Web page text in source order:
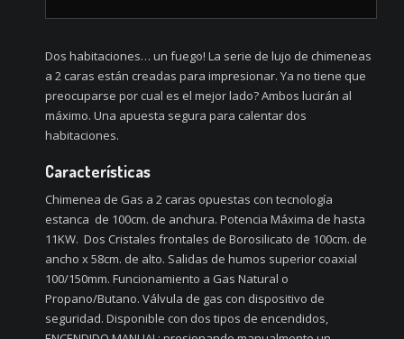
Dos habitaciones… un fuego! La serie de lujo de chimeneas
a 2 caras están creadas para impresionar. Ya no tiene que
preocuparse por cual es el mejor lado? Ambos lucirán al
máximo. Una apuesta segura para calentar dos
habitaciones.
Características
Chimenea de Gas a 2 caras opuestas con tecnología
estanca de 100cm. de anchura. Potencia Máxima de hasta
11KW. Dos Cristales frontales de Borosilicato de 100cm. de
ancho x 58cm. de alto. Salidas de humos superior coaxial
100/150mm. Funcionamiento a Gas Natural o
Propano/Butano. Válvula de gas con dispositivo de
seguridad. Disponible con dos tipos de encendidos,